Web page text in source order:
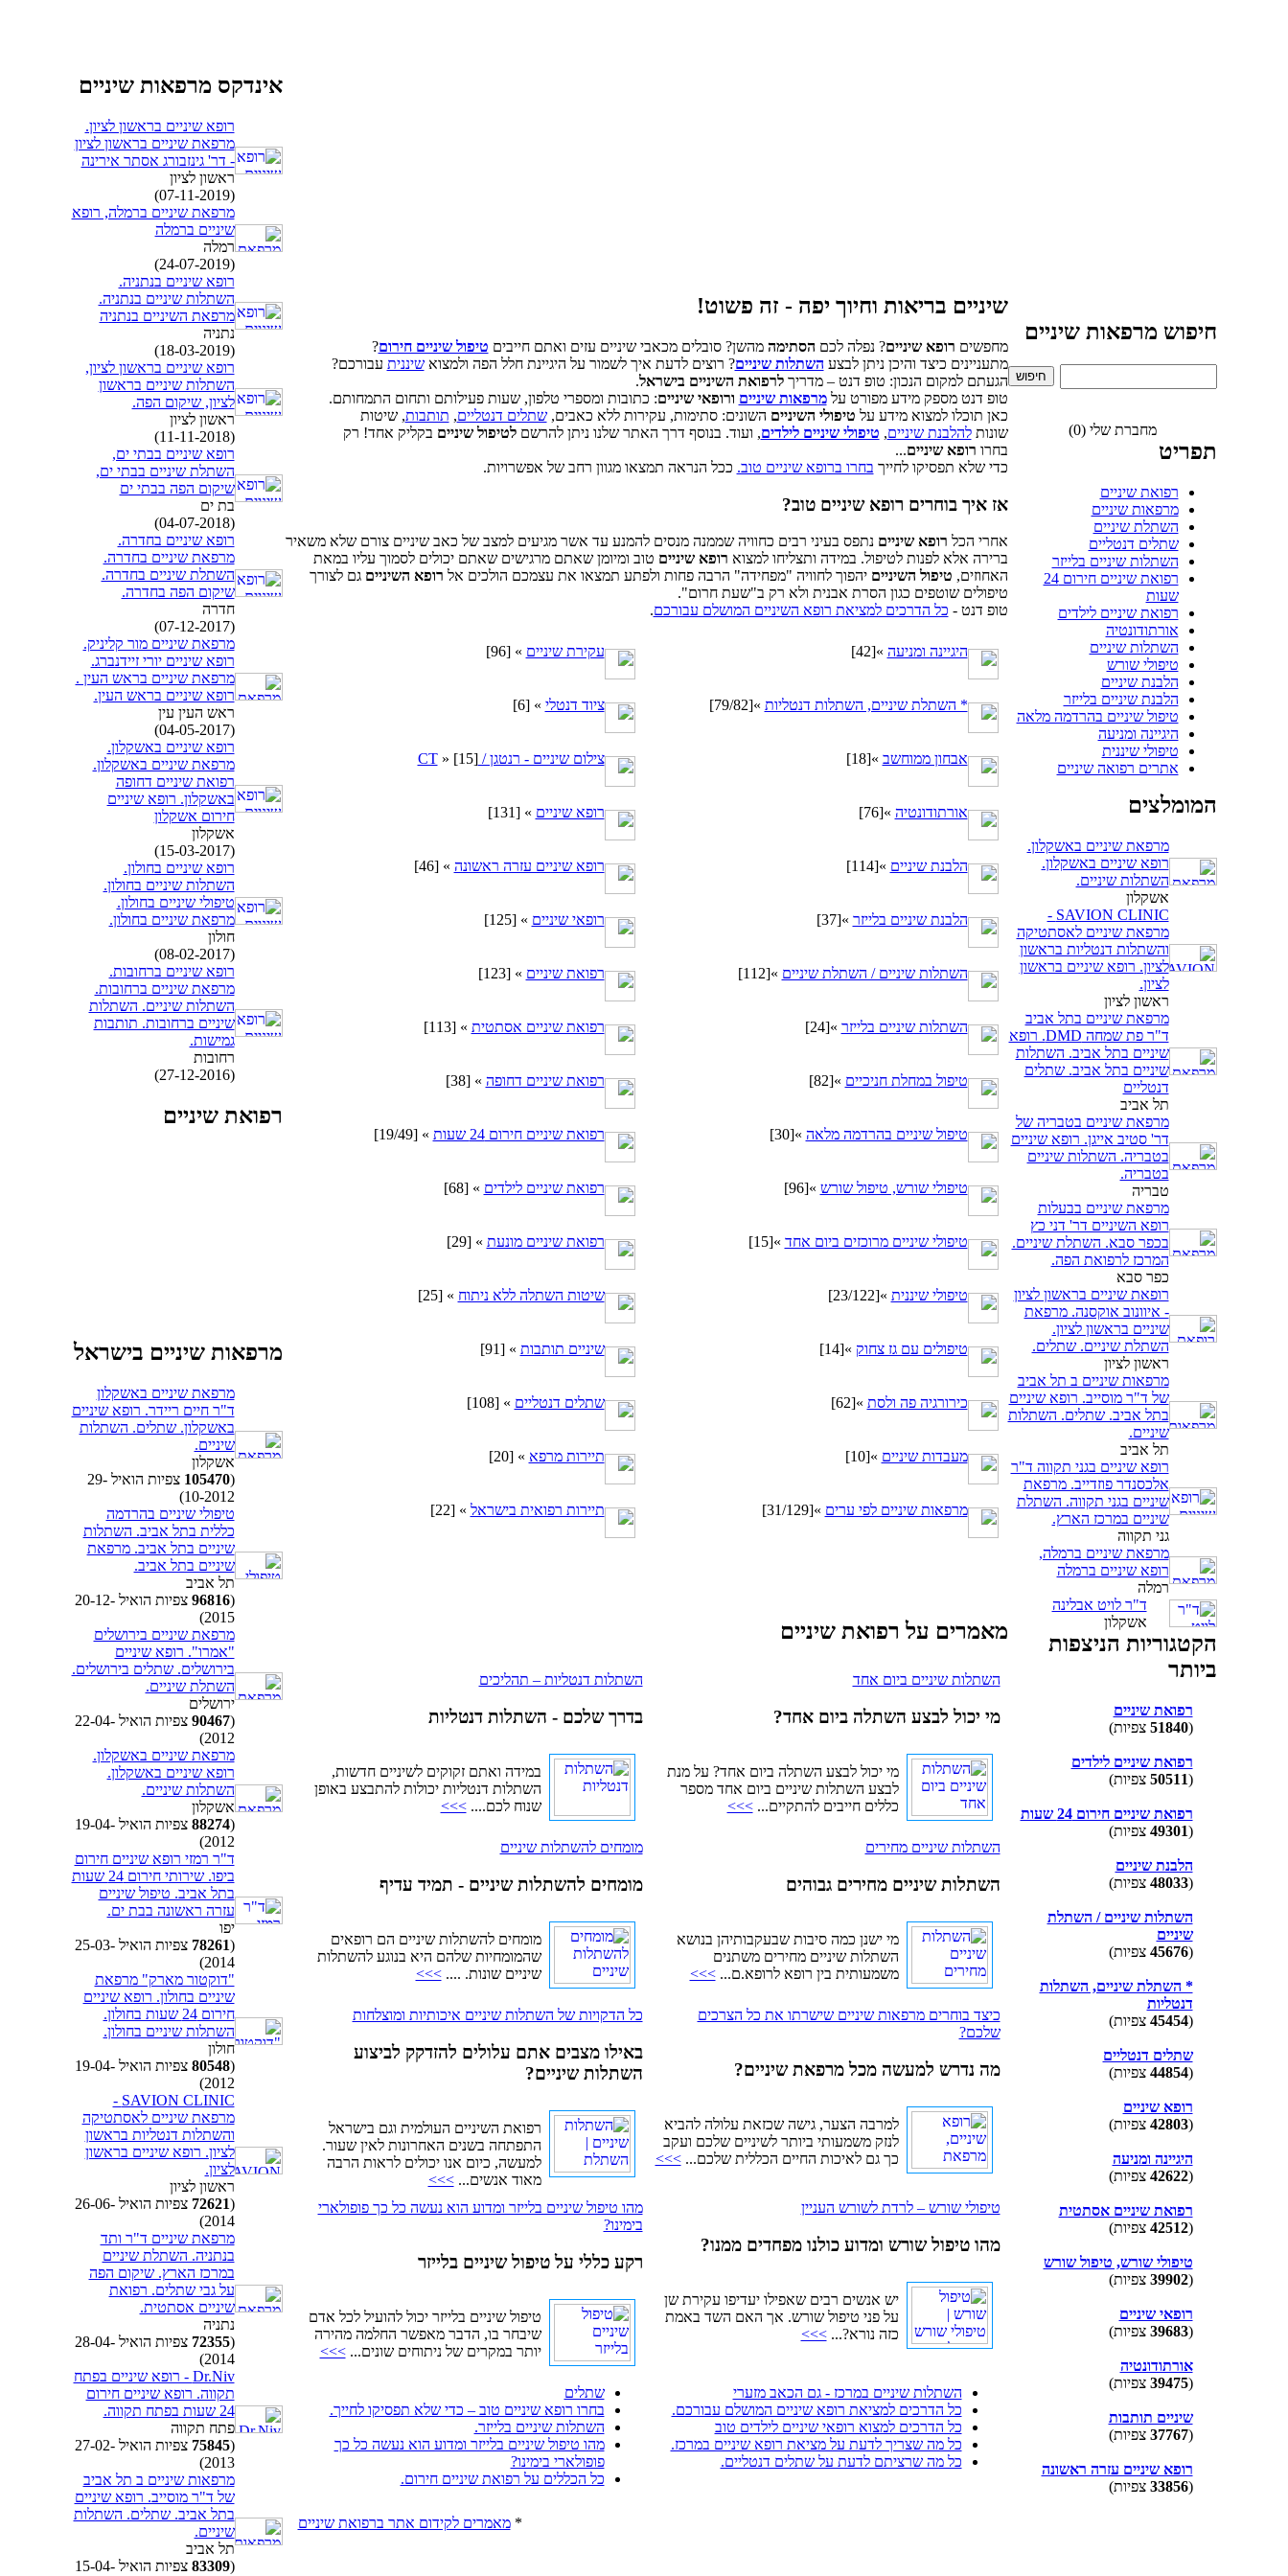
חיפוש מרפאות שיניים
מחברת שלי (0)
תפריט
רפואת שיניים
מרפאות שיניים
השתלת שיניים
שתלים דנטליים
השתלות שיניים בלייזר
רפואת שיניים חירום 24
שעות
רפואת שיניים לילדים
אורתודונטיה
השתלות שיניים
טיפולי שורש
הלבנת שיניים
הלבנת שיניים בלייזר
טיפול שיניים בהרדמה מלאה
היגיינה ומניעה
טיפולי שיננית
אתרים רפואה שיניים
המומלצים
מרפאת שיניים באשקלון.
רופא שיניים באשקלון.
השתלות שיניים.
אשקלון
SAVION CLINIC -
מרפאת שיניים לאסתטיקה
והשתלות דנטליות בראשון
לציון. רופא שיניים בראשון
לציון.
ראשון לציון
מרפאת שיניים בתל אביב
ד"ר פת שמחה DMD. רופא
שיניים בתל אביב. השתלות
שיניים בתל אביב. שתלים
דנטליים
תל אביב
מרפאת שיניים בטבריה של
דר' סטיב אייגן. רופא שיניים
בטבריה. השתלות שיניים
בטבריה.
טבריה
מרפאת שיניים בבעלות
רופא השיניים דר' דני כץ
בכפר סבא. השתלת שיניים.
המרכז לרפואת הפה.
כפר סבא
רופאת שיניים בראשון לציון
- איוונוב אוקסנה. מרפאת
שיניים בראשון לציון.
השתלת שיניים. שתלים.
ראשון לציון
מרפאות שיניים ב תל אביב
של ד"ר מוסייב. רופא שיניים
בתל אביב. שתלים. השתלות
שיניים.
תל אביב
רופא שיניים בגני תקווה ד"ר
אלכסנדר פוזדייב. מרפאת
שיניים בגני תקווה. השתלת
שיניים במרכז הארץ.
גני תקווה
מרפאת שיניים ברמלה,
רופא שיניים ברמלה
רמלה
ד"ר לויט אבלינה
אשקלון
הקטגוריות הניצפות
ביותר
רפואת שיניים
(
51840 צפיות)
רפואת שיניים לילדים
(
50511 צפיות)
רפואת שיניים חירום 24 שעות
(
49301 צפיות)
הלבנת שיניים
(
48033 צפיות)
השתלות שיניים / השתלת
שיניים
(
45676 צפיות)
* השתלת שיניים, השתלות
דנטליות
(
45454 צפיות)
שתלים דנטליים
(
44854 צפיות)
רופא שיניים
(
42803 צפיות)
היגיינה ומניעה
(
42622 צפיות)
רפואת שיניים אסתטית
(
42512 צפיות)
טיפולי שורש, טיפול שורש
(
39902 צפיות)
רופאי שיניים
(
39683 צפיות)
אורתודונטיה
(
39475 צפיות)
שיניים תותבות
(
37767 צפיות)
רופא שיניים עזרה ראשונה
(
33856 צפיות)
שיניים בריאות וחיוך יפה - זה פשוט!
מחפשים רופא שיניים? נפלה לכם הסתימה מהשן? סובלים מכאבי שיניים עזים ואתם חייבים טיפול שיניים חירום?
מתעניינים כיצד והיכן ניתן לבצע השתלות שיניים? רוצים לדעת איך לשמור על היגיינת חלל הפה ולמצואשיננית עבורכם?
הגעתם למקום הנכון: טופ דנט – מדריךלרפואת השיניים בישראל.
טופ דנט מספק מידע מפורט עלמרפאות שיניים ורופאי שיניים: כתובות ומספרי טלפון, שעות פעילותם ותחום התמחותם.
כאן תוכלו למצוא מידע על טיפולי השיניים השונים: סתימות, עקירות ללא כאבים,שתלים דנטליים, תותבות, שיטות
שונותלהלבנת שיניים, טיפולי שיניים לילדים, ועוד. בנוסף דרך האתר שלנו ניתן להרשםלטיפול שיניים בקליק אחד! רק
בחרו רופא שיניים...
כדי שלא תפסיקו לחייך בחרו ברופא שיניים טוב. ככל הנראה תמצאו מגוון רחב של אפשרויות.
אז איך בוחרים רופא שיניים טוב?
אחרי הכל רופא שיניים נתפס בעיני רבים כחוויה שממנה מנסים להמנע עד אשר מגיעים למצב של כאב שיניים צורם שלא משאיר
ברירה אלא לפנות לטיפול. במידה ותצליחו למצוא רופא שיניים טוב ומיומן שאתם מרגישים שאתם יכולים לסמוך עליו במאת
האחוזים, טיפול השיניים יהפוך לחוויה "מפחידה" הרבה פחות ולפתע תמצאו את עצמכם הולכים אל רופא השיניים גם לצורך
טיפולים שוטפים כגון הסרת אבנית ולא רק ב"שעת חרום".
טופ דנט - כל הדרכים למציאת רופא השיניים המושלם עבורכם.
היגיינה ומניעה »
[42]
* השתלת שיניים, השתלות דנטליות »
[79/82]
אבחון ממוחשב »
[18]
אורתודונטיה »
[76]
הלבנת שיניים »
[114]
הלבנת שיניים בלייזר »
[37]
השתלות שיניים / השתלת שיניים »
[112]
השתלות שיניים בלייזר »
[24]
טיפול במחלת חניכיים »
[82]
טיפול שיניים בהרדמה מלאה »
[30]
טיפולי שורש, טיפול שורש »
[96]
טיפולי שיניים מרוכזים ביום אחד »
[15]
טיפולי שיננית »
[23/122]
טיפולים עם גז צחוק »
[14]
כירורגיה פה ולסת »
[62]
מעבדות שיניים »
[10]
מרפאות שיניים לפי ערים »
[31/129]
עקירת שיניים »
[96]
ציוד דנטלי »
[6]
צילום שיניים - רנטגן / CT » [15]
רופא שיניים »
[131]
רופא שיניים עזרה ראשונה »
[46]
רופאי שיניים »
[125]
רפואת שיניים »
[123]
רפואת שיניים אסתטית »
[113]
רפואת שיניים דחופה »
[38]
רפואת שיניים חירום 24 שעות »
[19/49]
רפואת שיניים לילדים »
[68]
רפואת שיניים מונעת »
[29]
שיטות השתלה ללא ניתוח »
[25]
שיניים תותבות »
[91]
שתלים דנטליים »
[108]
תיירות מרפא »
[20]
תיירות רפואית בישראל »
[22]
מאמרים על רפואת שיניים
השתלות שיניים ביום אחד
מי יכול לבצע השתלה ביום אחד?
מי יכול לבצע השתלה ביום אחד? על מנת
לבצע השתלות שיניים ביום אחד מספר
כללים חייבים להתקיים...>>>
השתלות דנטליות – תהליכים
בדרך שלכם - השתלות דנטליות
במידה ואתם זקוקים לשיניים חדשות,
השתלות דנטליות יכולות להתבצע באופן
שנוח לכם....>>>
השתלות שיניים מחירים
השתלות שיניים מחירים גבוהים
מי ישנן כמה סיבות שבעקבותיהן בנושא
השתלות שיניים מחירים משתנים
משמעותית בין רופא לרופא.ם...>>>
מומחים להשתלות שיניים
מומחים להשתלות שיניים - תמיד עדיף
מומחים להשתלות שיניים הם רופאים
שהמומחיות שלהם היא בנוגע להשתלות
שיניים שונות. ....>>>
כיצד בוחרים מרפאות שיניים שישרתו את כל הצרכים
שלכם?
מה נדרש למעשה מכל מרפאת שיניים?
למרבה הצער, גישה שכזאת עלולה להביא
לנזק משמעותי ביותר לשיניים שלכם ועקב
כך גם לאיכות החיים הכללית שלכם...>>>
כל הדקויות של השתלות שיניים איכותיות ומוצלחות
באילו מצבים אתם עלולים להזדקק לביצוע
השתלות שיניים?
רפואת השיניים העולמית וגם בישראל
התפתחה בשנים האחרונות לאין שעור.
למעשה, כיום אנו יכולים לראות הרבה
מאוד אנשים...>>>
טיפולי שורש – לרדת לשורש העניין
מהו טיפול שורש ומדוע כולנו מפחדים ממנו?
יש אנשים רבים שאפילו יעדיפו עקירת שן
על פני טיפול שורש. אך האם השד באמת
כזה נורא?...>>>
מהו טיפול שיניים בלייזר ומדוע הוא נעשה כל כך פופולארי
בימינו?
רקע כללי על טיפול שיניים בלייזר
טיפול שיניים בלייזר יכול להועיל לכל אדם
שיבחר בו, הדבר מאפשר החלמה מהירה
יותר במקרים של ניתוחים שונים...>>>
השתלות שיניים במרכז - גם הכאב מזערי
כל הדרכים למציאת רופא שיניים המושלם עבורכם.
כל הדרכים למצוא רופאי שיניים לילדים טוב
כל מה שצריך לדעת על מציאת רופא שיניים במרכז.
כל מה שרציתם לדעת על שתלים דנטליים.
שתלים
בחרו רופא שיניים טוב – כדי שלא תפסיקו לחייך.
השתלות שיניים בלייזר.
מהו טיפול שיניים בלייזר ומדוע הוא נעשה כל כך
פופולארי בימינו?
כל הכללים על רפואת שיניים חירום.
*מאמרים לקידום אתר ברפואת שיניים
אינדקס מרפאות שיניים
רופא שיניים בראשון לציון.
מרפאת שיניים בראשון לציון
- דר' גינזבורג אסתר אירינה
ראשון לציון
(07-11-2019)
מרפאת שיניים ברמלה, רופא
שיניים ברמלה
רמלה
(24-07-2019)
רופא שיניים בנתניה.
השתלות שיניים בנתניה.
מרפאת השיניים בנתניה
נתניה
(18-03-2019)
רופא שיניים בראשון לציון,
השתלות שיניים בראשון
לציון, שיקום הפה.
ראשון לציון
(11-11-2018)
רופא שיניים בבתי ים,
השתלת שיניים בבתי ים,
שיקום הפה בבתי ים
בת ים
(04-07-2018)
רופא שיניים בחדרה.
מרפאת שיניים בחדרה.
השתלת שיניים בחדרה.
שיקום הפה בחדרה.
חדרה
(07-12-2017)
מרפאת שיניים מור קליניק.
רופא שיניים יורי זיידנברג.
מרפאת שיניים בראש העין .
רופא שיניים בראש העין.
ראש העין עין
(04-05-2017)
רופא שיניים באשקלון.
מרפאת שיניים באשקלון.
רפואת שיניים דחופה
באשקלון. רופא שיניים
חירום אשקלון
אשקלון
(15-03-2017)
רופא שיניים בחולון.
השתלות שיניים בחולון.
טיפולי שיניים בחולון.
מרפאת שיניים בחולון.
חולון
(08-02-2017)
רופא שיניים ברחובות.
מרפאת שיניים ברחובות.
השתלות שיניים. השתלות
שיניים ברחובות. תותבות
גמישות.
רחובות
(27-12-2016)
רפואת שיניים
מרפאות שיניים בישראל
מרפאת שיניים באשקלון
ד"ר חיים ריידר. רופא שיניים
באשקלון. שתלים. השתלות
שיניים.
אשקלון
(
105470
צפיות הואיל 29-
10-2012)
טיפולי שיניים בהרדמה
כללית בתל אביב. השתלות
שיניים בתל אביב. מרפאת
שיניים בתל אביב.
תל אביב
(
96816
צפיות הואיל 20-12-
2015)
מרפאת שיניים בירושלים
"אמרו". רופא שיניים
בירושלים. שתלים בירושלים.
השתלת שיניים.
ירושלים
(
90467
צפיות הואיל 22-04-
2012)
מרפאת שיניים באשקלון.
רופא שיניים באשקלון.
השתלות שיניים.
אשקלון
(
88274
צפיות הואיל 19-04-
2012)
ד"ר רמזי רופא שיניים חירום
ביפו. שירותי חירום 24 שעות
בתל אביב. טיפול שיניים
עזרה ראשונה בבת ים.
יפו
(
78261
צפיות הואיל 25-03-
2014)
"דוקטור מארק" מרפאת
שיניים בחולון. רופא שיניים
חירום 24 שעות בחולון.
השתלות שיניים בחולון.
חולון
(
80548
צפיות הואיל 19-04-
2012)
SAVION CLINIC -
מרפאת שיניים לאסתטיקה
והשתלות דנטליות בראשון
לציון. רופא שיניים בראשון
לציון.
ראשון לציון
(
72621
צפיות הואיל 26-06-
2014)
מרפאת שיניים ד"ר ותד
בנתניה. השתלת שיניים
במרכז הארץ. שיקום הפה
על גבי שתלים. רפואת
שיניים אסתטית.
נתניה
(
72355
צפיות הואיל 28-04-
2014)
Dr.Niv - רופא שיניים בפתח
תקווה. רופא שיניים חירום
24 שעות בפתח תקווה.
פתח תקווה
(
75845
צפיות הואיל 27-02-
2013)
מרפאות שיניים ב תל אביב
של ד"ר מוסייב. רופא שיניים
בתל אביב. שתלים. השתלות
שיניים.
תל אביב
(
83309
צפיות הואיל 15-04-